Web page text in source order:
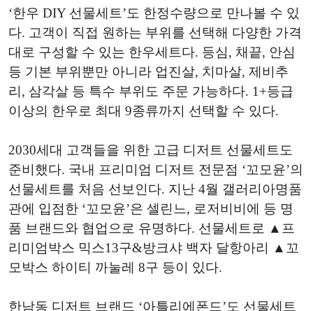
‘한우 DIY 선물세트’도 한정수량으로 만나볼 수 있
다. 고객이 직접 원하는 부위를 선택해 다양한 가격
대로 구성할 수 있는 한우세트다. 등심, 채끝, 안심
등 기본 부위뿐만 아니라 업진살, 치마살, 제비추
리, 삼각살 등 특수 부위도 주문 가능하다. 1+등급
이상의 한우로 최대 9종류까지 선택할 수 있다.
2030세대 고객들을 위한 고급 디저트 선물세트도
준비했다. 국내 프리미엄 디저트 전문점 ‘꼬모윤’의
선물세트를 처음 선보인다. 지난 4월 갤러리아명품
관에 입점한 ‘꼬모윤’은 셀린느, 로저비비에 등 명
품 브랜드와 협업으로 유명하다. 선물세트로 ▲프
리미엄박스 믹스13구&방크샤 백자 달항아리 ▲꼬
모박스 하이티 까눌레 8구 등이 있다.
한남동 디저트 브랜드 ‘아틀리에폰드’도 선물세트